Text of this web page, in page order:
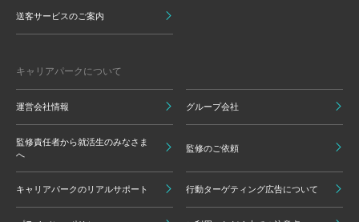
送客サービスのご案内
キャリアパークについて
運営会社情報 グループ会社
監修責任者から就活生のみなさま
へ
監修のご依頼
キャリアパークのリアルサポート 行動ターゲティング広告について